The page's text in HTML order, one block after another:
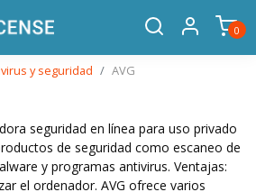
0
y seguridad AVG
seguridad en línea para uso privado
de seguridad como escaneo de
y programas antivirus. Ventajas:
el ordenador. AVG ofrece varios